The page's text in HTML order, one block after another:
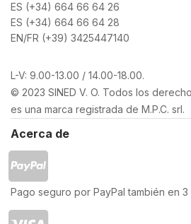
ES (+34) 664 66 64 26
ES (+34) 664 66 64 28
EN/FR (+39) 3425447140
L-V: 9.00-13.00 / 14.00-18.00.
© 2023 SINED V. O. Todos los
es una marca registrada de M.P.C. srl.
Acerca de
Pago seguro por PayPal también en 3